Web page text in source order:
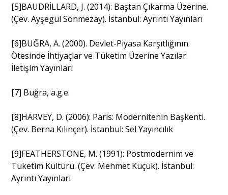
[5]BAUDRİLLARD, J. (2014): Baştan Çıkarma Üzerine.
(Çev. Ayşegül Sönmezay). İstanbul: Ayrıntı Yayınları
[6]BUĞRA, A. (2000). Devlet-Piyasa Karşıtlığının
Ötesinde İhtiyaçlar ve Tüketim Üzerine Yazılar.
İletişim Yayınları
[7] Buğra, a.g.e.
[8]HARVEY, D. (2006): Paris: Modernitenin Başkenti.
(Çev. Berna Kılınçer). İstanbul: Sel Yayıncılık
[9]FEATHERSTONE, M. (1991): Postmodernim ve
Tüketim Kültürü. (Çev. Mehmet Küçük). İstanbul:
Ayrıntı Yayınları